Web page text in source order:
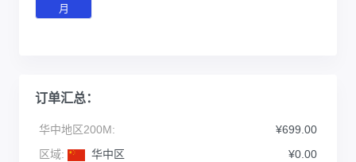
月
订单汇总：
华中地区200M:
¥699.00
区域:
华中区
¥0.00